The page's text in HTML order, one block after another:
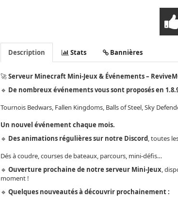
Description Stats Bannières
🚀Serveur Minecraft Mini-Jeux & Événements –
🔹 De nombreux événements vous sont proposés en
Tournois Bedwars, Fallen Kingdoms, Balls of Steel, Sky
Un nouvel événement chaque mois.
🔹 Des animations régulières sur notre Discord, toutes
Dés à coudre, courses de bateaux, parcours, mini-défis…
🔹 Ouverture prochaine de notre serveur Mini-Jeux,
moment !
🔹 Quelques nouveautés à découvrir prochainement :